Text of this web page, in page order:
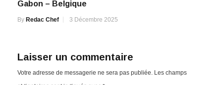
Gabon – Belgique
By Redac Chef 3 Décembre 2025
Laisser un commentaire
Votre adresse de messagerie ne sera pas publiée. Les champs